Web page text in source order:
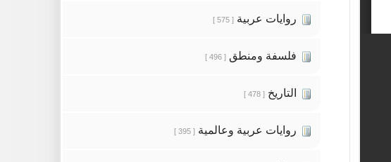
روايات عربية [ 575 ]
فلسفة ومنطق [ 496 ]
التاريخ [ 478 ]
روايات عربية وعالمية [ 395 ]